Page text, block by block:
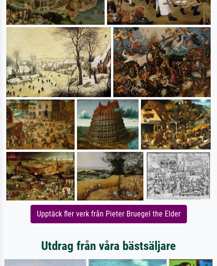
Upptäck fler verk från Pieter Bruegel the Elder
Utdrag från våra bästsäljare